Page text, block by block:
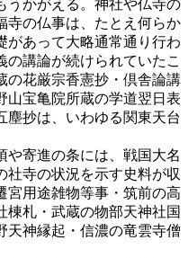
うかがえる。神社や仏寺の
寺の仏事は、たとえ何らか
があって大略通常通り行わ
講論が続けられていたこ
の花厳宗香憲抄・倶舎論講
山宝亀院所蔵の学道翌日表
塵抄は、いわゆる関東天台
寄進の条には、戦国大名
社寺の状況を示す史料が収
宮用途雑物等事・筑前の高
棟札・武蔵の物部天神社国
天神縁起・信濃の竜雲寺僧